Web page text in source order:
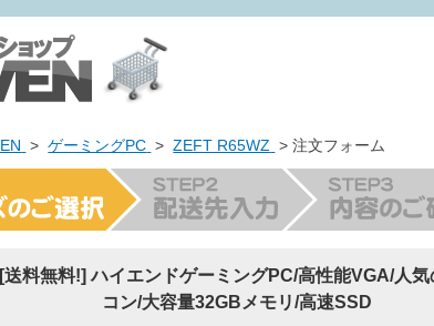
>ゲーミングPC >ZEFT R65WZ > 注文フォーム
料無料!] ハイエンドゲーミングPC/高性能VGA/人
コン/大容量32GBメモリ/高速SSD